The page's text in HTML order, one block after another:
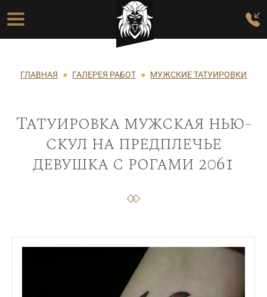
Перейти к основному содержанию
Основная навигация
Строка навигации
ГЛАВНАЯ ГАЛЕРЕЯ РАБОТ МУЖСКИЕ ТАТУИРОВКИ
Татуировка мужская нью-
скул на предплечье
девушка с рогами 2061